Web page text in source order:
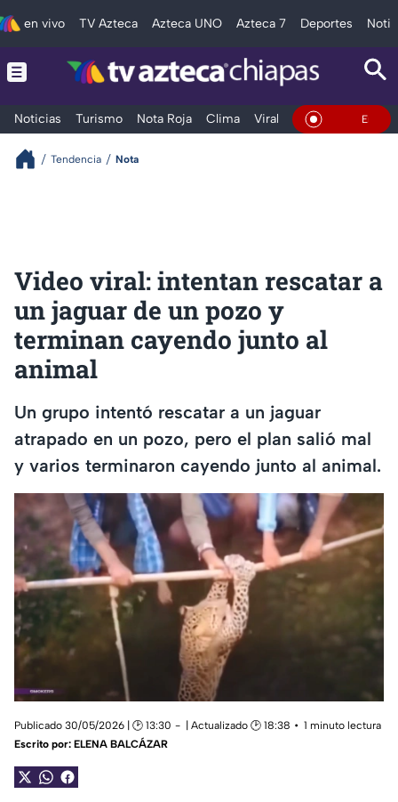
en vivo TV Azteca Azteca UNO Azteca 7 Deportes
Noticias Turismo Nota Roja Clima Viral y Tendencia En Vivo
Tendencia Nota
Video viral: intentan rescatar a
un jaguar de un pozo y
terminan cayendo junto al
animal
Un grupo intentó rescatar a un jaguar
atrapado en un pozo, pero el plan salió mal
y varios terminaron cayendo junto al animal.
Publicado 30/05/2026 | 🕑 13:30 | Actualizado 🕑 18:38
1 minuto lectura
Escrito por: ELENA BALCÁZAR